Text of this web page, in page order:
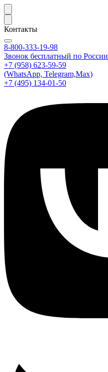
Контакты
8-800-333-19-98
Звонок бесплатный по России
+7 (958) 623-59-59
(WhatsApp, Telegram,Max)
+7 (495) 134-01-50